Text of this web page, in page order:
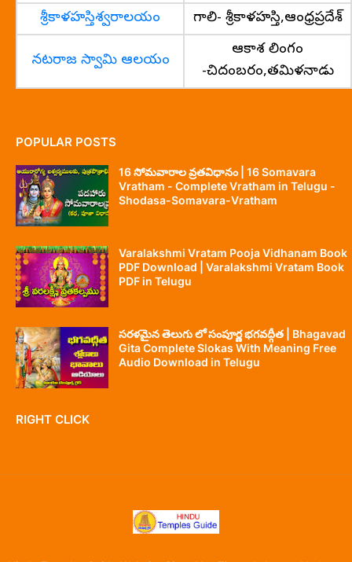
శ్రీకాళహస్తిశ్వరాలయం
గాలి- శ్రీకాళహస్తి,ఆంధ్రప్రదేశ్
నటరాజ స్వామి ఆలయం
ఆకాశ లింగం
-చిదంబరం,తమిళనాడు
POPULAR POSTS
16 సోమవారాల వ్రతవిధానం | 16 Somavara
Vratham - Complete Vratham in Telugu -
Shodasa-Somavara-Vratham
Varalakshmi Vratam Pooja Vidhanam Book
PDF Download | Varalakshmi Vratam Book
PDF in Telugu
సరళమైన తెలుగు లో సంపూర్ణ భగవద్గీత | Bhagavad
Gita Complete Slokas With Meaning Free
Audio Download in Telugu
RIGHT CLICK